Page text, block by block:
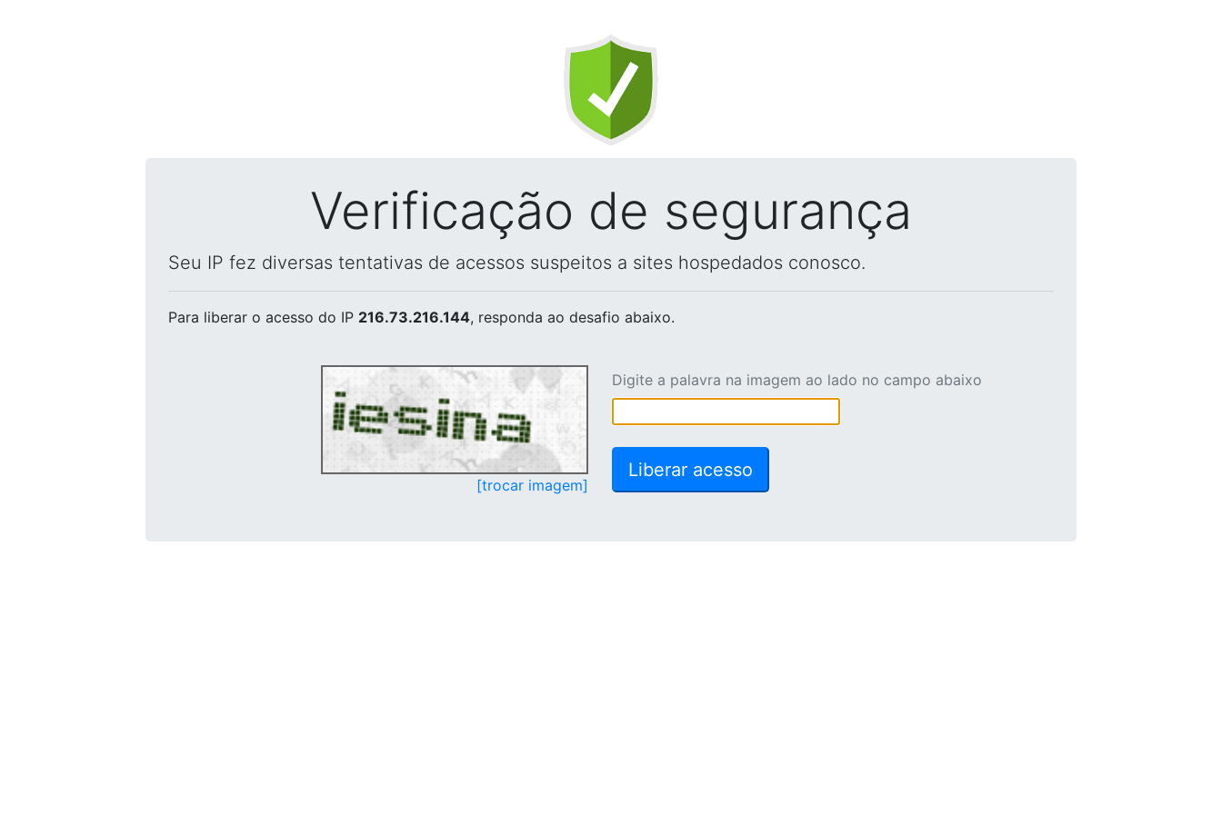
Verificação de segurança
Seu IP fez diversas tentativas de acessos suspeitos a sites hospedados conosco.
Para liberar o acesso do IP 216.73.216.144, responda ao desafio abaixo.
[trocar imagem]
Digite a palavra na imagem ao lado no campo abaixo